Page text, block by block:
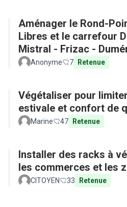
Aménager le Rond-
Libres et le carrefour
Mistral - Frizac -
Anonyme 7 Retenue
Végétaliser pour
estivale et confort de
Marine 47 Retenue
Installer des racks à
les commerces et les
CITOYEN 33 Retenue